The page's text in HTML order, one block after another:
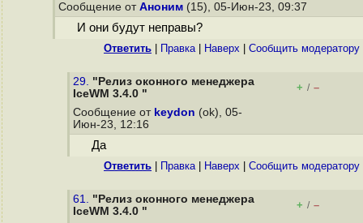
Сообщение от Аноним (15), 05-Июн-23, 09:37
И они будут неправы?
Ответить Правка| Наверх Cообщить модератору
29. "Релиз оконного менеджера
IceWM 3.4.0 "
+ / –
Сообщение от keydon (ok), 05-
Июн-23, 12:16
Да
Ответить Правка| Наверх Cообщить модератору
61. "Релиз оконного менеджера
IceWM 3.4.0 "
+ / –